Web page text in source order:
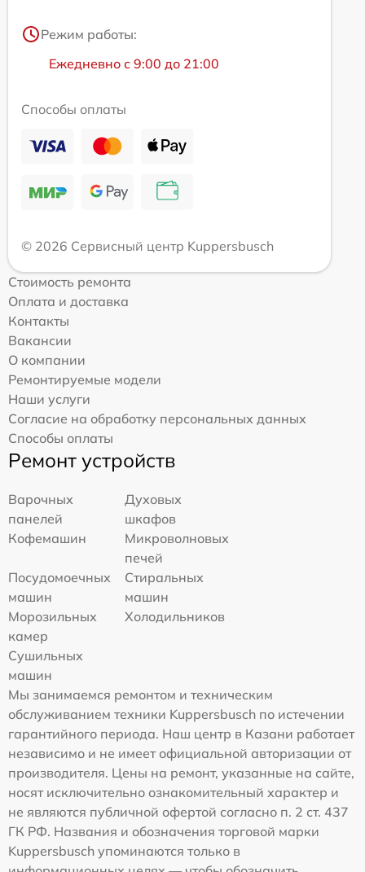
Режим работы:
Ежедневно с 9:00 до 21:00
Способы оплаты
© 2026 Сервисный центр Kuppersbusch
Стоимость ремонта
Оплата и доставка
Контакты
Вакансии
О компании
Ремонтируемые модели
Наши услуги
Согласие на обработку персональных данных
Способы оплаты
Ремонт устройств
Варочных
панелей
Духовых
шкафов
Кофемашин
Микроволновых
печей
Посудомоечных
машин
Стиральных
машин
Морозильных
камер
Холодильников
Сушильных
машин
Мы занимаемся ремонтом и техническим
обслуживанием техники Kuppersbusch по истечении
гарантийного периода. Наш центр в Казани работает
независимо и не имеет официальной авторизации от
производителя. Цены на ремонт, указанные на сайте,
носят исключительно ознакомительный характер и
не являются публичной офертой согласно п. 2 ст. 437
ГК РФ. Названия и обозначения торговой марки
Kuppersbusch упоминаются только в